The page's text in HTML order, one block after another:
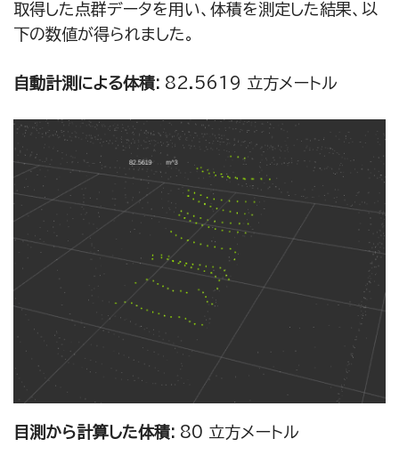
取得した点群データを用い、体積を測定した結果、以
下の数値が得られました。
自動計測による体積: 82.5619 立方メートル
目測から計算した体積: 80 立方メートル